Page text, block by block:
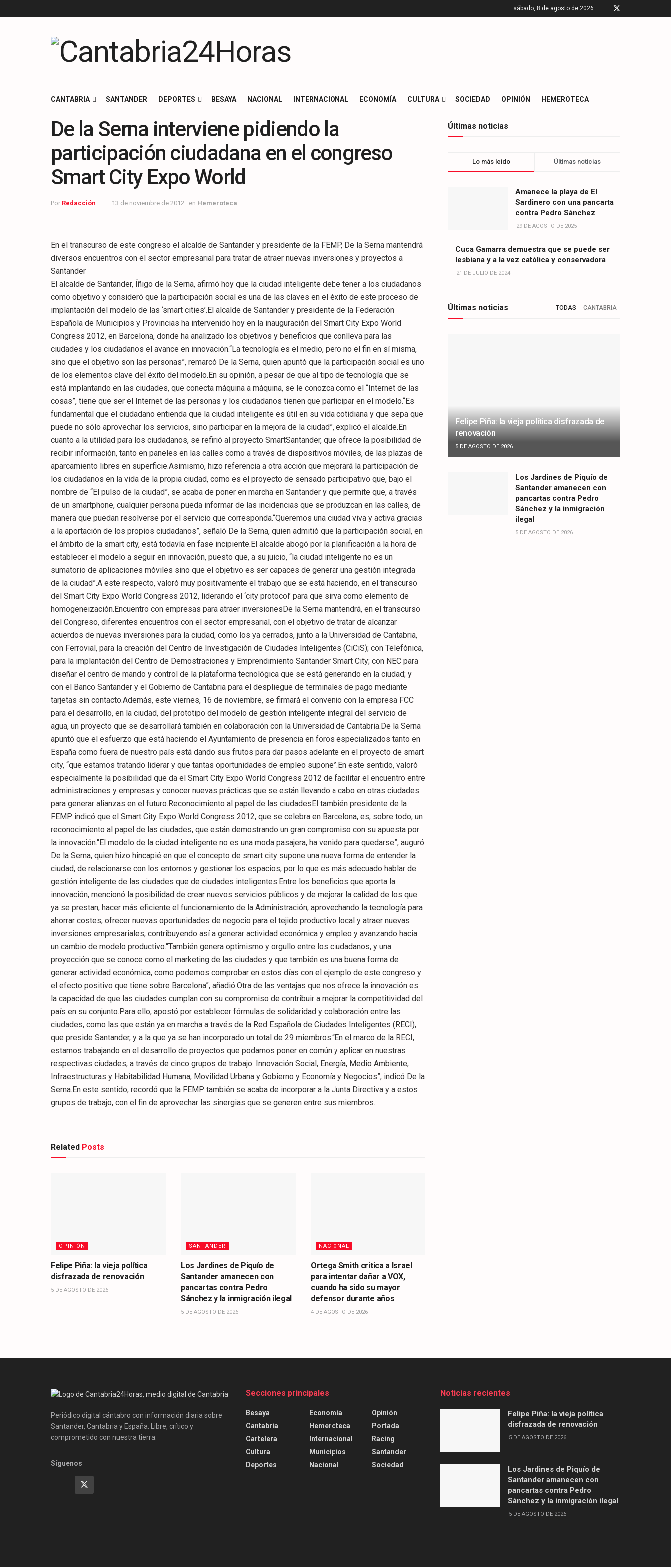
sábado, 8 de agosto de 2026
CANTABRIA SANTANDER DEPORTES BESAYA NACIONAL INTERNACIONAL ECONOMÍA CULTURA SOCIEDAD OPINIÓN HEMEROTECA
De la Serna interviene pidiendo la
participación ciudadana en el congreso
Smart City Expo World
Por Redacción 13 de noviembre de 2012 en Hemeroteca
En el transcurso de este congreso el alcalde de Santander y presidente de la FEMP, De la Serna mantendrá
diversos encuentros con el sector empresarial para tratar de atraer nuevas inversiones y proyectos a
Santander
El alcalde de Santander, Íñigo de la Serna, afirmó hoy que la ciudad inteligente debe tener a los ciudadanos
como objetivo y consideró que la participación social es una de las claves en el éxito de este proceso de
implantación del modelo de las ‘smart cities’.El alcalde de Santander y presidente de la Federación
Española de Municipios y Provincias ha intervenido hoy en la inauguración del Smart City Expo World
Congress 2012, en Barcelona, donde ha analizado los objetivos y beneficios que conlleva para las
ciudades y los ciudadanos el avance en innovación.“La tecnología es el medio, pero no el fin en sí misma,
sino que el objetivo son las personas”, remarcó De la Serna, quien apuntó que la participación social es uno
de los elementos clave del éxito del modelo.En su opinión, a pesar de que al tipo de tecnología que se
está implantando en las ciudades, que conecta máquina a máquina, se le conozca como el “Internet de las
cosas”, tiene que ser el Internet de las personas y los ciudadanos tienen que participar en el modelo.“Es
fundamental que el ciudadano entienda que la ciudad inteligente es útil en su vida cotidiana y que sepa que
puede no sólo aprovechar los servicios, sino participar en la mejora de la ciudad”, explicó el alcalde.En
cuanto a la utilidad para los ciudadanos, se refirió al proyecto SmartSantander, que ofrece la posibilidad de
recibir información, tanto en paneles en las calles como a través de dispositivos móviles, de las plazas de
aparcamiento libres en superficie.Asimismo, hizo referencia a otra acción que mejorará la participación de
los ciudadanos en la vida de la propia ciudad, como es el proyecto de sensado participativo que, bajo el
nombre de “El pulso de la ciudad”, se acaba de poner en marcha en Santander y que permite que, a través
de un smartphone, cualquier persona pueda informar de las incidencias que se produzcan en las calles, de
manera que puedan resolverse por el servicio que corresponda.“Queremos una ciudad viva y activa gracias
a la aportación de los propios ciudadanos”, señaló De la Serna, quien admitió que la participación social, en
el ámbito de la smart city, está todavía en fase incipiente.El alcalde abogó por la planificación a la hora de
establecer el modelo a seguir en innovación, puesto que, a su juicio, “la ciudad inteligente no es un
sumatorio de aplicaciones móviles sino que el objetivo es ser capaces de generar una gestión integrada
de la ciudad”.A este respecto, valoró muy positivamente el trabajo que se está haciendo, en el transcurso
del Smart City Expo World Congress 2012, liderando el ‘city protocol’ para que sirva como elemento de
homogeneización.Encuentro con empresas para atraer inversionesDe la Serna mantendrá, en el transcurso
del Congreso, diferentes encuentros con el sector empresarial, con el objetivo de tratar de alcanzar
acuerdos de nuevas inversiones para la ciudad, como los ya cerrados, junto a la Universidad de Cantabria,
con Ferrovial, para la creación del Centro de Investigación de Ciudades Inteligentes (CiCiS); con Telefónica,
para la implantación del Centro de Demostraciones y Emprendimiento Santander Smart City; con NEC para
diseñar el centro de mando y control de la plataforma tecnológica que se está generando en la ciudad; y
con el Banco Santander y el Gobierno de Cantabria para el despliegue de terminales de pago mediante
tarjetas sin contacto.Además, este viernes, 16 de noviembre, se firmará el convenio con la empresa FCC
para el desarrollo, en la ciudad, del prototipo del modelo de gestión inteligente integral del servicio de
agua, un proyecto que se desarrollará también en colaboración con la Universidad de Cantabria.De la Serna
apuntó que el esfuerzo que está haciendo el Ayuntamiento de presencia en foros especializados tanto en
España como fuera de nuestro país está dando sus frutos para dar pasos adelante en el proyecto de smart
city, “que estamos tratando liderar y que tantas oportunidades de empleo supone”.En este sentido, valoró
especialmente la posibilidad que da el Smart City Expo World Congress 2012 de facilitar el encuentro entre
administraciones y empresas y conocer nuevas prácticas que se están llevando a cabo en otras ciudades
para generar alianzas en el futuro.Reconocimiento al papel de las ciudadesEl también presidente de la
FEMP indicó que el Smart City Expo World Congress 2012, que se celebra en Barcelona, es, sobre todo, un
reconocimiento al papel de las ciudades, que están demostrando un gran compromiso con su apuesta por
la innovación.“El modelo de la ciudad inteligente no es una moda pasajera, ha venido para quedarse”, auguró
De la Serna, quien hizo hincapié en que el concepto de smart city supone una nueva forma de entender la
ciudad, de relacionarse con los entornos y gestionar los espacios, por lo que es más adecuado hablar de
gestión inteligente de las ciudades que de ciudades inteligentes.Entre los beneficios que aporta la
innovación, mencionó la posibilidad de crear nuevos servicios públicos y de mejorar la calidad de los que
ya se prestan; hacer más eficiente el funcionamiento de la Administración, aprovechando la tecnología para
ahorrar costes; ofrecer nuevas oportunidades de negocio para el tejido productivo local y atraer nuevas
inversiones empresariales, contribuyendo así a generar actividad económica y empleo y avanzando hacia
un cambio de modelo productivo.“También genera optimismo y orgullo entre los ciudadanos, y una
proyección que se conoce como el marketing de las ciudades y que también es una buena forma de
generar actividad económica, como podemos comprobar en estos días con el ejemplo de este congreso y
el efecto positivo que tiene sobre Barcelona”, añadió.Otra de las ventajas que nos ofrece la innovación es
la capacidad de que las ciudades cumplan con su compromiso de contribuir a mejorar la competitividad del
país en su conjunto.Para ello, apostó por establecer fórmulas de solidaridad y colaboración entre las
ciudades, como las que están ya en marcha a través de la Red Española de Ciudades Inteligentes (RECI),
que preside Santander, y a la que ya se han incorporado un total de 29 miembros.“En el marco de la RECI,
estamos trabajando en el desarrollo de proyectos que podamos poner en común y aplicar en nuestras
respectivas ciudades, a través de cinco grupos de trabajo: Innovación Social, Energía, Medio Ambiente,
Infraestructuras y Habitabilidad Humana; Movilidad Urbana y Gobierno y Economía y Negocios”, indicó De la
Serna.En este sentido, recordó que la FEMP también se acaba de incorporar a la Junta Directiva y a estos
grupos de trabajo, con el fin de aprovechar las sinergias que se generen entre sus miembros.
Related Posts
OPINIÓN
Felipe Piña: la vieja política
disfrazada de renovación
5 DE AGOSTO DE 2026
SANTANDER
Los Jardines de Piquío de
Santander amanecen con
pancartas contra Pedro
Sánchez y la inmigración ilegal
5 DE AGOSTO DE 2026
NACIONAL
Ortega Smith critica a Israel
para intentar dañar a VOX,
cuando ha sido su mayor
defensor durante años
4 DE AGOSTO DE 2026
Últimas noticias
Lo más leído Últimas noticias
Amanece la playa de El
Sardinero con una pancarta
contra Pedro Sánchez
29 DE AGOSTO DE 2025
Cuca Gamarra demuestra que se puede ser
lesbiana y a la vez católica y conservadora
21 DE JULIO DE 2024
Últimas noticias TODAS CANTABRIA
Felipe Piña: la vieja política disfrazada de
renovación
5 DE AGOSTO DE 2026
Los Jardines de Piquío de
Santander amanecen con
pancartas contra Pedro
Sánchez y la inmigración
ilegal
5 DE AGOSTO DE 2026
Periódico digital cántabro con información diaria sobre
Santander, Cantabria y España. Libre, crítico y
comprometido con nuestra tierra.
Síguenos
Secciones principales
Besaya
Cantabria
Cartelera
Cultura
Deportes
Economía
Hemeroteca
Internacional
Municipios
Nacional
Opinión
Portada
Racing
Santander
Sociedad
Noticias recientes
Felipe Piña: la vieja política
disfrazada de renovación
5 DE AGOSTO DE 2026
Los Jardines de Piquío de
Santander amanecen con
pancartas contra Pedro
Sánchez y la inmigración ilegal
5 DE AGOSTO DE 2026